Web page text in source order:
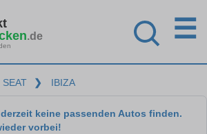
.de ☰
SEAT ❯ IBIZA
keine passenden Autos finden.
vorbei!